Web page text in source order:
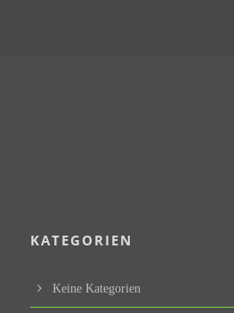
KATEGORIEN
Keine Kategorien